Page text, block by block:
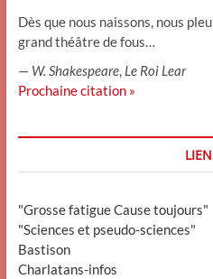
Dès que nous naissons, nous
grand théâtre de fous…
— W. Shakespeare, Le Roi Lear
Prochaine citation »
"Grosse fatigue Cause toujours"
"Sciences et pseudo-sciences"
Bastison
Charlatans-infos